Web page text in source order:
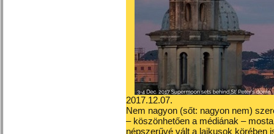
2017.12.07.
Nem nagyon (sőt: nagyon nem)
– köszönhetően a médiának –
népszerűvé vált a laikusok körében